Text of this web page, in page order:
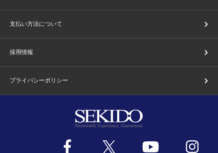
支払い方法について
採用情報
プライバシーポリシー